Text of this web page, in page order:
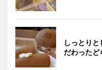
しっとり
だわったど